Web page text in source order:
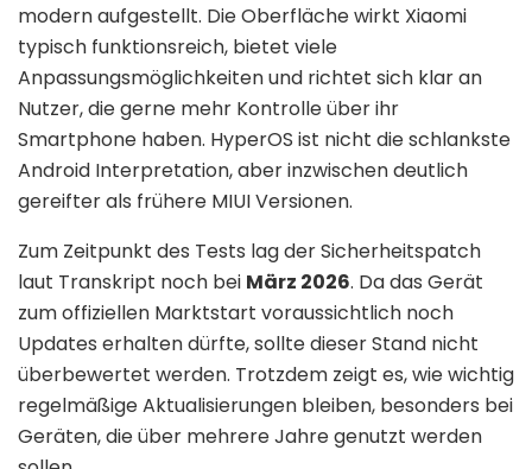
modern aufgestellt. Die Oberfläche wirkt Xiaomi
typisch funktionsreich, bietet viele
Anpassungsmöglichkeiten und richtet sich klar an
Nutzer, die gerne mehr Kontrolle über ihr
Smartphone haben. HyperOS ist nicht die schlankste
Android Interpretation, aber inzwischen deutlich
gereifter als frühere MIUI Versionen.
Zum Zeitpunkt des Tests lag der Sicherheitspatch
laut Transkript noch bei März 2026. Da das Gerät
zum offiziellen Marktstart voraussichtlich noch
Updates erhalten dürfte, sollte dieser Stand nicht
überbewertet werden. Trotzdem zeigt es, wie wichtig
regelmäßige Aktualisierungen bleiben, besonders bei
Geräten, die über mehrere Jahre genutzt werden